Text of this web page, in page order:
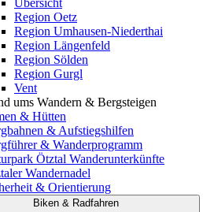
Übersicht
Region Oetz
Region Umhausen-Niederthai
Region Längenfeld
Region Sölden
Region Gurgl
Vent
ums Wandern & Bergsteigen
& Hütten
& Aufstiegshilfen
& Wanderprogramm
Ötztal Wanderunterkünfte
Wandernadel
& Orientierung
Biken & Radfahren